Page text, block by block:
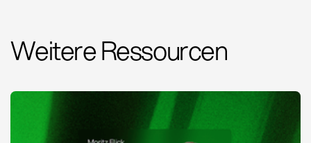
Weitere Ressourcen